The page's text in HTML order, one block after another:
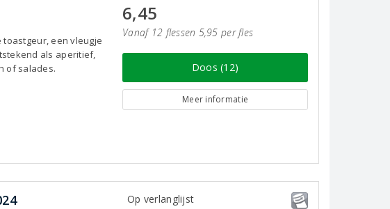
toastgeur, een vleugje
als aperitief,
of salades.
6,45
Vanaf 12 flessen 5,95 per fles
Doos (12)
Meer informatie
Op verlanglijst